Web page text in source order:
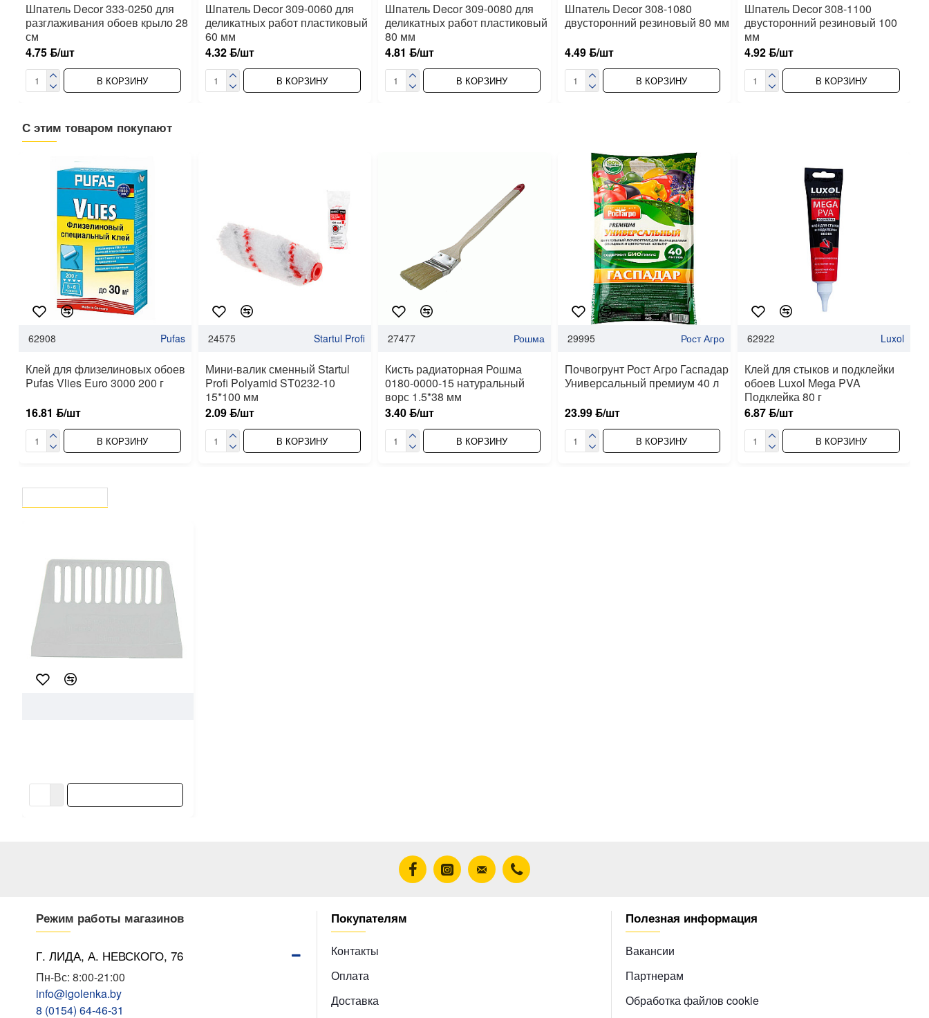
Шпатель Decor 333-0250 для
разглаживания обоев крыло 28
см
4.75 ƃ/шт
В КОРЗИНУ
Шпатель Decor 309-0060 для
деликатных работ пластиковый
60 мм
4.32 ƃ/шт
В КОРЗИНУ
Шпатель Decor 309-0080 для
деликатных работ пластиковый
80 мм
4.81 ƃ/шт
В КОРЗИНУ
Шпатель Decor 308-1080
двусторонний резиновый 80 мм
4.49 ƃ/шт
В КОРЗИНУ
Шпатель Decor 308-1100
двусторонний резиновый 100
мм
4.92 ƃ/шт
В КОРЗИНУ
С этим товаром покупают
62908 Pufas
Клей для флизелиновых обоев
Pufas Vlies Euro 3000 200 г
16.81 ƃ/шт
В КОРЗИНУ
24575 Startul Profi
Мини-валик сменный Startul
Profi Polyamid ST0232-10
15*100 мм
2.09 ƃ/шт
В КОРЗИНУ
27477 Рошма
Кисть радиаторная Рошма
0180-0000-15 натуральный
ворс 1.5*38 мм
3.40 ƃ/шт
В КОРЗИНУ
29995 Рост Агро
Почвогрунт Рост Агро Гаспадар
Универсальный премиум 40 л
23.99 ƃ/шт
В КОРЗИНУ
62922 Luxol
Клей для стыков и подклейки
обоев Luxol Mega PVA
Подклейка 80 г
6.87 ƃ/шт
В КОРЗИНУ
Режим работы магазинов
Г. ЛИДА, А. НЕВСКОГО, 76
Пн-Вс: 8:00-21:00
info@igolenka.by
8 (0154) 64-46-31
Покупателям
Контакты
Оплата
Доставка
Полезная информация
Вакансии
Партнерам
Обработка файлов cookie